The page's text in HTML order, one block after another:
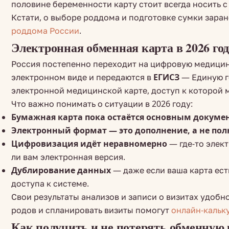
половине беременности карту стоит всегда
Кстати, о выборе роддома и подготовке сумки
роддома России.
Электронная обменная карта в 2026
Россия постепенно переходит на цифровую
электронном виде и передаются в ЕГИСЗ— Единую
электронной медицинской карте, доступ к
Что важно понимать о ситуации в 2026 году:
Бумажная карта пока остаётся основным
Электронный формат — это дополнение, а не
Цифровизация идёт неравномерно— где-то
ли вам электронная версия.
Дублирование данных— даже если ваша карта
доступа к системе.
Свои результаты анализов и записи о визитах
родов и спланировать визиты помогутонлайн-